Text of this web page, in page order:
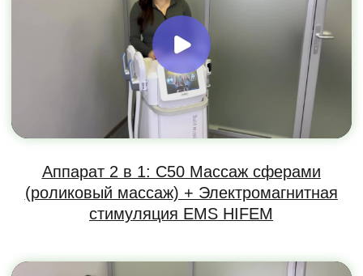
Косметологическиq комбайн HydraBeauty
/ HydraFacial / Гидропилинг 14 в 1